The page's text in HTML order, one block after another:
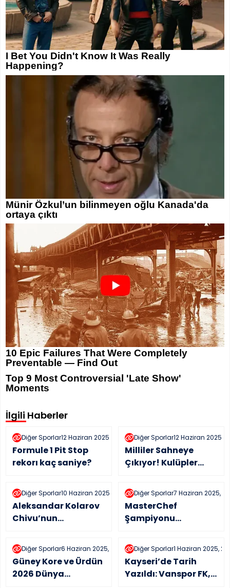
İlgili Haberler
Diğer Sporlar12 Haziran 2025, 22:27
Formule 1 Pit Stop
rekorı kaç saniye?
Diğer Sporlar12 Haziran 2025,
Milliler Sahneye
Çıkıyor! Kulüpler
Türk Rüzgarı Esecek
Diğer Sporlar10 Haziran 2025, 23:23
Aleksandar Kolarov
Chivu’nun
Diğer Sporlar7 Haziran 2025,
MasterChef
Şampiyonu
Deniz Uyanık Meğer
Filenin Sultanıymış
Diğer Sporlar6 Haziran 2025, 00:07
Güney Kore ve Ürdün
2026 Dünya
Diğer Sporlar1 Haziran 2025,
Kayseri’de Tarih
Yazıldı: Vanspor FK,